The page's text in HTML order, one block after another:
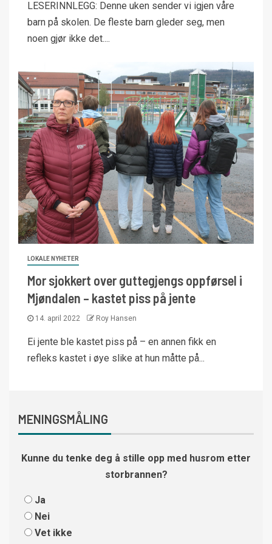
LESERINNLEGG: Denne uken sender vi igjen våre
barn på skolen. De fleste barn gleder seg, men
noen gjør ikke det....
LOKALE NYHETER
Mor sjokkert over guttegjengs oppførsel i
Mjøndalen – kastet piss på jente
14. april 2022 Roy Hansen
Ei jente ble kastet piss på – en annen fikk en
refleks kastet i øye slike at hun måtte på...
MENINGSMÅLING
Kunne du tenke deg å stille opp med husrom etter
storbrannen?
Ja
Nei
Vet ikke